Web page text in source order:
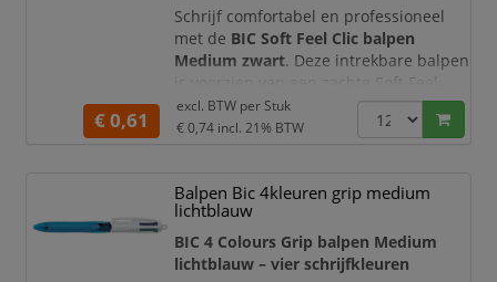
D
Schrijf comfortabel en professioneel
met de BIC Soft Feel Clic balpen
Medium zwart. Deze intrekbare balpen
is voorzien van een zachte Soft Feel-
grip die prettig in de hand ligt en extra
controle biedt tijdens het schrijven. De
maken deze pen geschikt voor dagelijks
gebruik op kantoor, op school en thuis.
De kogelpunt van1,0 mmproducee
€ 0,61
excl. BTW per Stuk
€ 0,74 incl. 21% BTW
Balpen Bic 4kleuren grip medium
lichtblauw
BIC 4 Colours Grip balpen Medium
lichtblauw – vier schrijfkleuren